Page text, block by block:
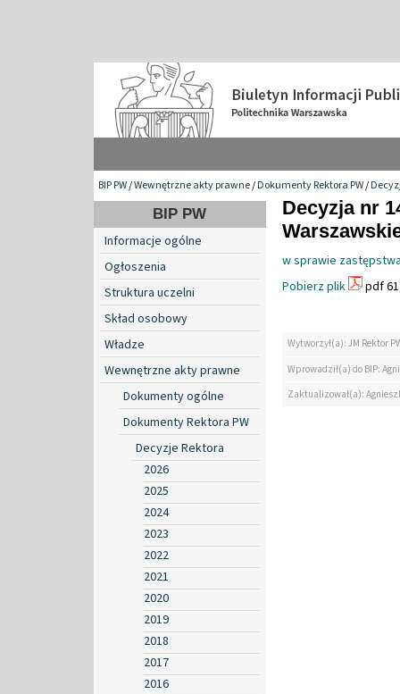
BIP PW/Wewnętrzne akty prawne/Dokumenty Rektora PW/
BIP PW
Informacje ogólne
Ogłoszenia
Struktura uczelni
Skład osobowy
Władze
Wewnętrzne akty prawne
Dokumenty ogólne
Dokumenty Rektora PW
Decyzje Rektora
2026
2025
2024
2023
2022
2021
2020
2019
2018
2017
2016
Decyzja nr
w sprawie
Pobierz plik
pdf
Wytworzył(a): JM Rektor
Wprowadził(a) do BIP:
Zaktualizował(a):